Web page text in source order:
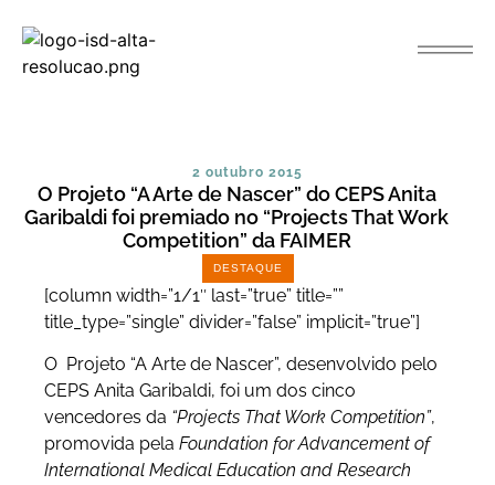
2 outubro 2015
O Projeto “A Arte de Nascer” do CEPS Anita
Garibaldi foi premiado no “Projects That Work
Competition” da FAIMER
DESTAQUE
[column width=”1/1″ last=”true” title=””
title_type=”single” divider=”false” implicit=”true”]
O Projeto “A Arte de Nascer”, desenvolvido pelo
CEPS Anita Garibaldi, foi um dos cinco
vencedores da “Projects That Work Competition”,
promovida pela Foundation for Advancement of
International Medical Education and Research